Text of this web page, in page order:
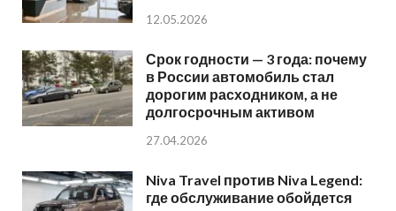
12.05.2026
Срок годности — 3 года: почему
в России автомобиль стал
дорогим расходником, а не
долгосрочным активом
27.04.2026
Niva Travel против Niva Legend:
где обслуживание обойдется